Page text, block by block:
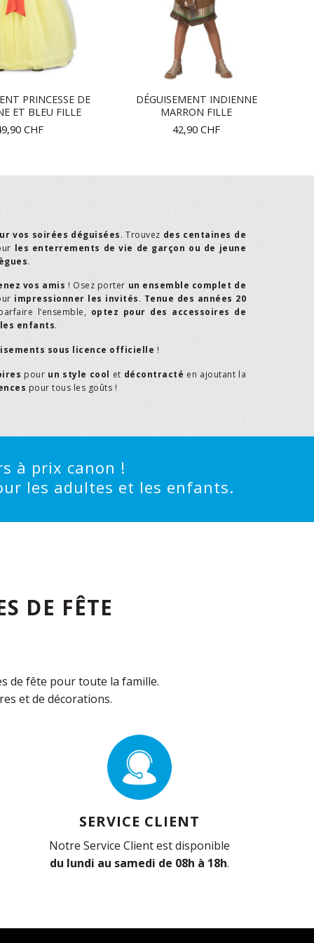
PRINCESSE DE
ET BLEU FILLE
CHF
DÉGUISEMENT INDIENNE
MARRON FILLE
42,90 CHF
vos soirées déguisées. Trouvez des centaines de
les enterrements de vie de garçon ou de jeune
.
vos amis ! Osez porter un ensemble complet de
impressionner les invités. Tenue des années 20
l’ensemble, optez pour des accessoires de
les enfants.
sous licence officielle !
pour un style cool et décontracté en ajoutant la
pour tous les goûts !
à prix canon !
les adultes et les enfants.
DE FÊTE
de fête pour toute la famille.
et de décorations.
SERVICE CLIENT
Notre Service Client est disponible
du lundi au samedi de 08h à 18h.